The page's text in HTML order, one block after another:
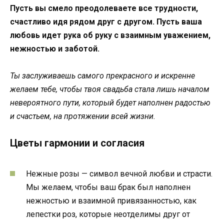
Пусть вы смело преодолеваете все трудности,
счастливо идя рядом друг с другом. Пусть ваша
любовь идет рука об руку с взаимным уважением,
нежностью и заботой.
Ты заслуживаешь самого прекрасного и искренне
желаем тебе, чтобы твоя свадьба стала лишь началом
невероятного пути, который будет наполнен радостью
и счастьем, на протяжении всей жизни.
Цветы гармонии и согласия
Нежные розы — символ вечной любви и страсти.
Мы желаем, чтобы ваш брак был наполнен
нежностью и взаимной привязанностью, как
лепестки роз, которые неотделимы друг от